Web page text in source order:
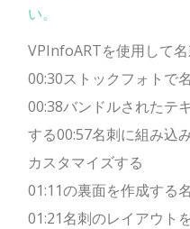
い。
VPInfoARTを使用して
00:30ストックフォトで
00:38バンドルされたテ
する00:57名刺に組み込
カスタマイズする
01:11の裏面を作成する
01:21名刺のレイアウト